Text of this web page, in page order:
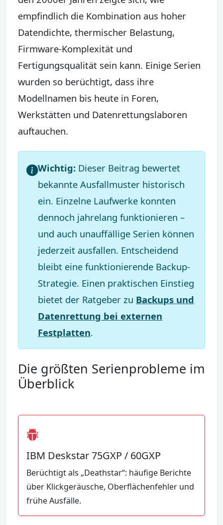
empfindlich die Kombination aus hoher
Datendichte, thermischer Belastung,
Firmware-Komplexität und
Fertigungsqualität sein kann. Einige Serien
wurden so berüchtigt, dass ihre
Modellnamen bis heute in Foren,
Werkstätten und Datenrettungslaboren
auftauchen.
Wichtig: Dieser Beitrag bewertet
bekannte Ausfallmuster historisch
ein. Einzelne Laufwerke konnten
dennoch jahrelang funktionieren –
und auch unauffällige Serien können
jederzeit ausfallen. Entscheidend
bleibt eine funktionierende Backup-
Strategie. Einen praktischen Einstieg
bietet der Ratgeber zu Backups und
Datenrettung bei externen
Festplatten.
Die größten Serienprobleme im
Überblick
IBM Deskstar 75GXP / 60GXP
Berüchtigt als „Deathstar“: häufige Berichte
über Klickgeräusche, Oberflächenfehler und
frühe Ausfälle.